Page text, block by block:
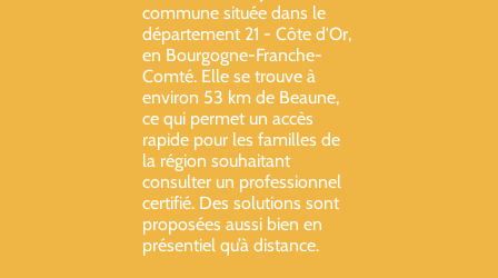
commune située dans le
département 21 - Côte d'Or,
en Bourgogne-Franche-
Comté. Elle se trouve à
environ 53 km de Beaune,
ce qui permet un accès
rapide pour les familles de
la région souhaitant
consulter un professionnel
certifié. Des solutions sont
proposées aussi bien en
présentiel qu’à distance.